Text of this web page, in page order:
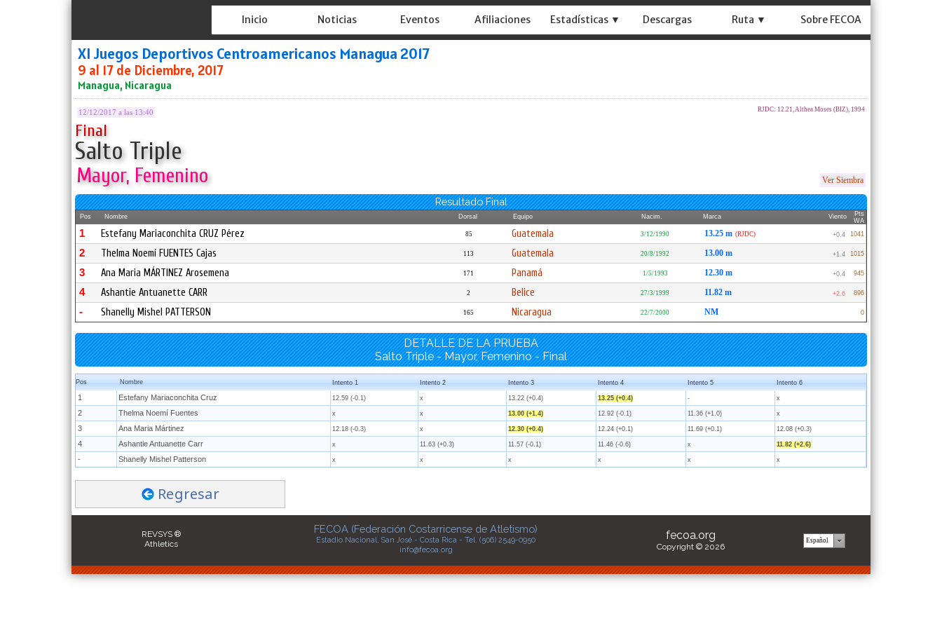
Inicio Noticias Eventos Afiliaciones Estadísticas ▼ Descargas Ruta ▼ Sobre FECOA
XI Juegos Deportivos Centroamericanos Managua 2017
9 al 17 de Diciembre, 2017
Managua, Nicaragua
12/12/2017 a las 13:40 RJDC: 12.21, Althea Moses (BIZ), 1994
Final
Salto Triple
Mayor, Femenino Ver Siembra
Resultado Final
Pos Nombre Dorsal Equipo Nacim. Marca Viento
Pts
WA
1 Estefany Mariaconchita CRUZ Pérez 85 Guatemala 3/12/1990 13.25 m (RJDC) +0.4 1041
2 Thelma Noemí FUENTES Cajas 113 Guatemala 20/8/1992 13.00 m +1.4 1015
3 Ana Maria MÁRTINEZ Arosemena 171 Panamá 1/5/1993 12.30 m +0.4 945
4 Ashantie Antuanette CARR 2 Belice 27/3/1999 11.82 m +2.6 896
- Shanelly Mishel PATTERSON 165 Nicaragua 22/7/2000 NM 0
DETALLE DE LA PRUEBA
Salto Triple - Mayor, Femenino - Final
Pos Nombre Intento 1 Intento 2 Intento 3 Intento 4 Intento 5 Intento 6
1 Estefany Mariaconchita Cruz 12.59 (-0.1) x 13.22 (+0.4) 13.25 (+0.4) - x
2 Thelma Noemí Fuentes x x 13.00 (+1.4) 12.92 (-0.1) 11.36 (+1.0) x
3 Ana Maria Mártinez 12.18 (-0.3) x 12.30 (+0.4) 12.24 (+0.1) 11.69 (+0.1) 12.08 (+0.3)
4 Ashantie Antuanette Carr x 11.63 (+0.3) 11.57 (-0.1) 11.46 (-0.6) x 11.82 (+2.6)
- Shanelly Mishel Patterson x x x x x x
Regresar
REVSYS ®
Athletics
FECOA (Federación Costarricense de Atletismo)
Estadio Nacional, San José - Costa Rica - Tel. (506) 2549-0950
info@fecoa.org
fecoa.org
Copyright © 2026